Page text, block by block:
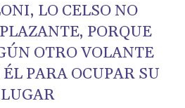
LO CELSO NO
PORQUE
OTRO VOLANTE
PARA OCUPAR SU
LUGAR